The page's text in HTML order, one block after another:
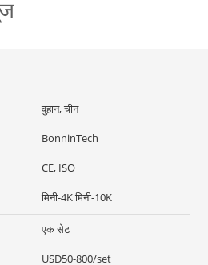
वुहान, चीन
BonninTech
CE, ISO
मिनी-4K मिनी-10K
एक सेट
USD50-800/set